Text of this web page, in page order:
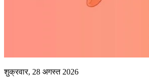
शुक्रवार, 28 अगस्त 2026